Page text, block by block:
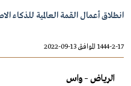
انطلاق أعمال القمة العالمية للذكاء
1444-2-17 الموافق 13-09-2022
الرياض – واس